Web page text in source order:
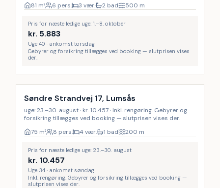
81 m² 6 pers. 3 vær. 2 bad 500 m
Pris for næste ledige uge: 1.–8. oktober
kr. 5.883
Uge 40 · ankomst torsdag
Gebyrer og forsikring tillægges ved booking — slutprisen vises
der.
Inkl. rengøring
Søndre Strandvej 17, Lumsås
uge: 23.–30. august · kr. 10.457 · Inkl. rengøring. Gebyrer og
forsikring tillægges ved booking — slutprisen vises der.
75 m² 8 pers. 4 vær. 1 bad 200 m
Pris for næste ledige uge: 23.–30. august
kr. 10.457
Uge 34 · ankomst søndag
Inkl. rengøring. Gebyrer og forsikring tillægges ved booking —
slutprisen vises der.